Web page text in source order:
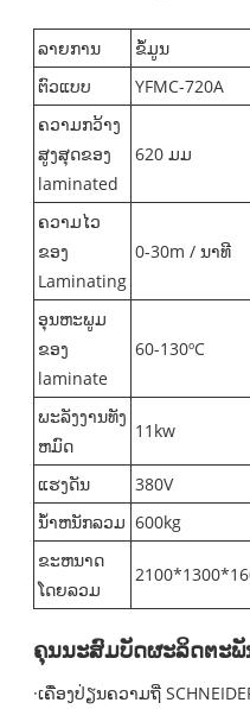
ລາຍການ ຂໍ້ມູນ
ຕົວແບບ
YFMC-720A
ຄວາມກວ້າງ
ສູງສຸດຂອງ
laminated
620 ມມ
ຄວາມໄວ
ຂອງ
Laminating
0-30m / ນາທີ
ອຸນຫະພູມ
ຂອງ
laminate
60-130ºC
ພະລັງງານທັງ
ຫມົດ
11kw
ແຮງດັນ 380V
ນ້ໍາຫນັກລວມ 600kg
ຂະຫນາດ
ໂດຍລວມ
ຄຸນ​ນະ​ສົມ​ບັດ​ຜະ​ລິດ​ຕະ​ພັ
·ເຄື່ອງປ່ຽນຄວາມຖີ່